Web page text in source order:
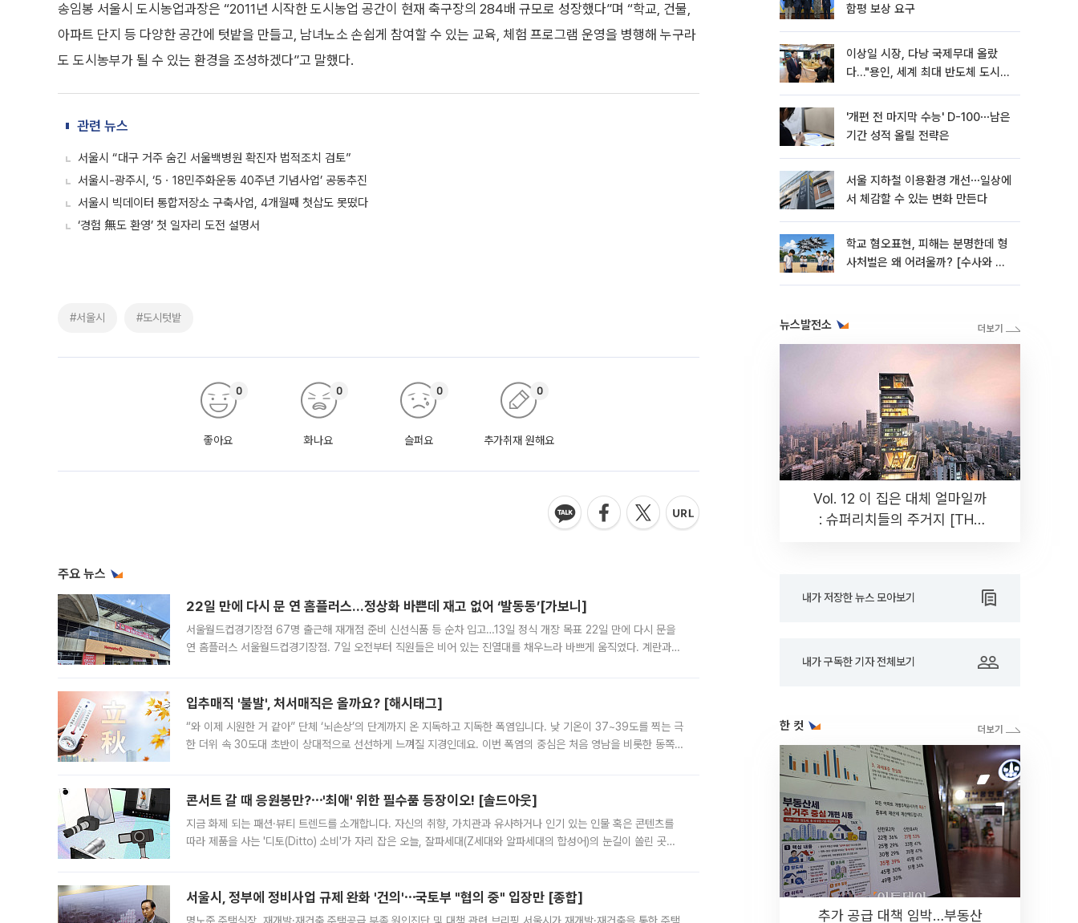
송임봉 서울시 도시농업과장은 “2011년 시작한 도시농업 공간이 현재 축구장의 284배 규모로 성장했다”며 “학교, 건물,
아파트 단지 등 다양한 공간에 텃밭을 만들고, 남녀노소 손쉽게 참여할 수 있는 교육, 체험 프로그램 운영을 병행해 누구라
도 도시농부가 될 수 있는 환경을 조성하겠다”고 말했다.
관련 뉴스
서울시 “대구 거주 숨긴 서울백병원 확진자 법적조치 검토”
서울시-광주시, ‘5ㆍ18민주화운동 40주년 기념사업’ 공동추진
서울시 빅데이터 통합저장소 구축사업, 4개월째 첫삽도 못떴다
‘경험 無도 환영’ 첫 일자리 도전 설명서
#서울시 #도시텃밭
좋아요
0
화나요
0
슬퍼요
0
추가취재 원해요
0
주요 뉴스
22일 만에 다시 문 연 홈플러스…정상화 바쁜데 재고 없어 ‘발동동’[가보니]
서울월드컵경기장점 67명 출근해 재개점 준비 신선식품 등 순차 입고…13일 정식 개장 목표 22일 만에 다시 문을
연 홈플러스 서울월드컵경기장점. 7일 오전부터 직원들은 비어 있는 진열대를 채우느라 바쁘게 움직였다. 계란과
입추매직 '불발', 처서매직은 올까요? [해시태그]
“와 이제 시원한 거 같아” 단체 ‘뇌손상’의 단계까지 온 지독하고 지독한 폭염입니다. 낮 기온이 37~39도를 찍는 극
한 더위 속 30도대 초반이 상대적으로 선선하게 느껴질 지경인데요. 이번 폭염의 중심은 처음 영남을 비롯한 동쪽
콘서트 갈 때 응원봉만?⋯'최애' 위한 필수품 등장이오! [솔드아웃]
지금 화제 되는 패션·뷰티 트렌드를 소개합니다. 자신의 취향, 가치관과 유사하거나 인기 있는 인물 혹은 콘텐츠를
따라 제품을 사는 '디토(Ditto) 소비'가 자리 잡은 오늘, 잘파세대(Z세대와 알파세대의 합성어)의 눈길이 쏠린 곳은
서울시, 정부에 정비사업 규제 완화 '건의'⋯국토부 "협의 중" 입장만 [종합]
함평 보상 요구
이상일 시장, 다낭 국제무대 올랐
다…"용인, 세계 최대 반도체 도시
'개편 전 마지막 수능' D-100⋯남은
기간 성적 올릴 전략은
서울 지하철 이용환경 개선⋯일상에
서 체감할 수 있는 변화 만든다
학교 혐오표현, 피해는 분명한데 형
사처벌은 왜 어려울까? [수사와 재
뉴스발전소
Vol. 12 이 집은 대체 얼마일까
: 슈퍼리치들의 주거지 [THE
내가 저장한 뉴스 모아보기
내가 구독한 기자 전체보기
한 컷
추가 공급 대책 임박…부동산